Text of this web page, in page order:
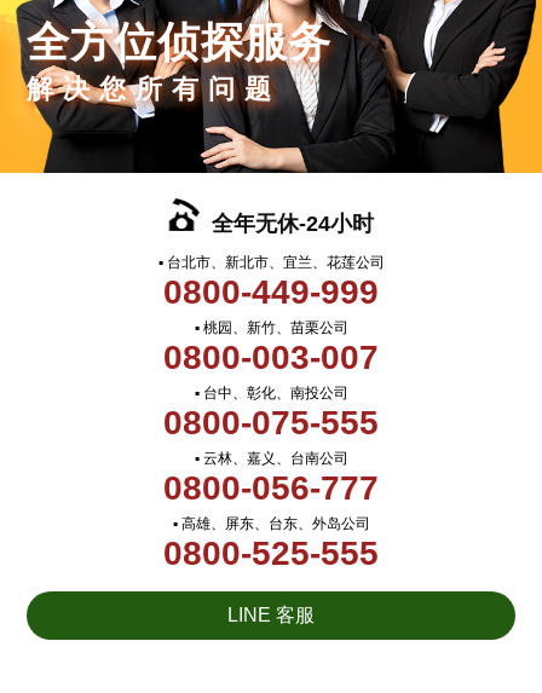
全方位侦探服务
解决您所有问题
全年无休-24小时
▪ 台北市、新北市、宜兰、花莲公司
0800-449-999
▪ 桃园、新竹、苗栗公司
0800-003-007
▪ 台中、彰化、南投公司
0800-075-555
▪ 云林、嘉义、台南公司
0800-056-777
▪ 高雄、屏东、台东、外岛公司
0800-525-555
LINE 客服